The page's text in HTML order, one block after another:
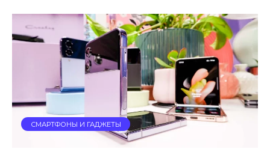
СМАРТФОНЫ И ГАДЖЕТЫ